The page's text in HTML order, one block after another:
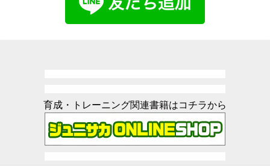
育成・トレーニング関連書籍はコチラから